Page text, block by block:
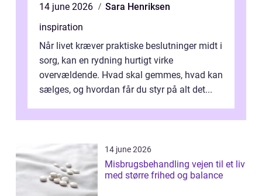
14 june 2026
Sara Henriksen
inspiration
Når livet kræver praktiske beslutninger midt i
sorg, kan en rydning hurtigt virke
overvældende. Hvad skal gemmes, hvad kan
sælges, og hvordan får du styr på alt det...
14 june 2026
Misbrugsbehandling vejen til et liv
med større frihed og balance